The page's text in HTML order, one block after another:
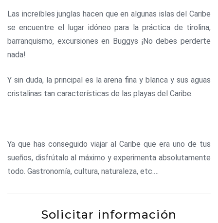
Las increíbles junglas hacen que en algunas islas del Caribe
se encuentre el lugar idóneo para la práctica de tirolina,
barranquismo, excursiones en Buggys ¡No debes perderte
nada!
Y sin duda, la principal es la arena fina y blanca y sus aguas
cristalinas tan características de las playas del Caribe.
Ya que has conseguido viajar al Caribe que era uno de tus
sueños, disfrútalo al máximo y experimenta absolutamente
todo. Gastronomía, cultura, naturaleza, etc.…
Solicitar información